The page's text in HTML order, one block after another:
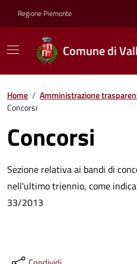
Regione Piemonte
Comune di
Home / Amministrazione
Concorsi
Concorsi
Sezione relativa ai bandi di
nell'ultimo triennio, come
33/2013